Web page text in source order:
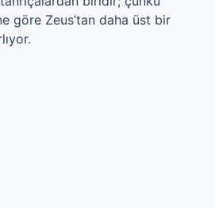
göre Zeus’tan daha üst bir